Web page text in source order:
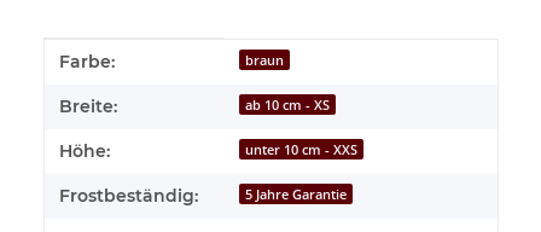
Produkteigenschaft
Wert
Farbe: braun
Breite: ab 10 cm - XS
Höhe: unter 10 cm - XXS
Frostbeständig: 5 Jahre Garantie